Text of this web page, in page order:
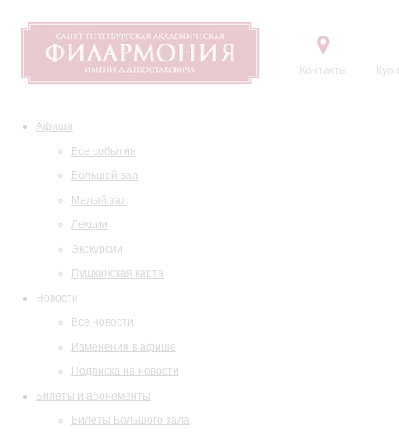
Контакты
Афиша
Все события
Большой зал
Малый зал
Лекции
Экскурсии
Пушкинская карта
Новости
Все новости
Изменения в афише
Подписка на новости
Билеты и абонементы
Билеты Большого зала